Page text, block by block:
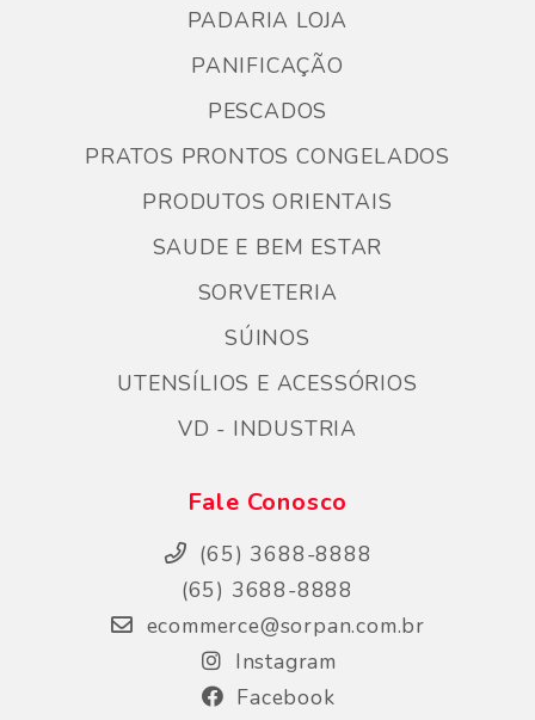
PADARIA LOJA
PANIFICAÇÃO
PESCADOS
PRATOS PRONTOS CONGELADOS
PRODUTOS ORIENTAIS
SAUDE E BEM ESTAR
SORVETERIA
SÚINOS
UTENSÍLIOS E ACESSÓRIOS
VD - INDUSTRIA
Fale Conosco
(65) 3688-8888
(65) 3688-8888
ecommerce@sorpan.com.br
Instagram
Facebook